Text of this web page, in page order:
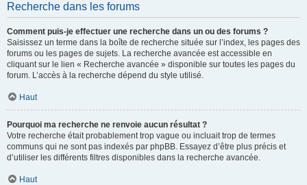
Recherche dans les forums
Comment puis-je effectuer une recherche dans un ou des forums ?
Saisissez un terme dans la boîte de recherche située sur l’index, les pages des
forums ou les pages de sujets. La recherche avancée est accessible en
cliquant sur le lien « Recherche avancée » disponible sur toutes les pages du
forum. L’accès à la recherche dépend du style utilisé.
Haut
Pourquoi ma recherche ne renvoie aucun résultat ?
Votre recherche était probablement trop vague ou incluait trop de termes
communs qui ne sont pas indexés par phpBB. Essayez d’être plus précis et
d’utiliser les différents filtres disponibles dans la recherche avancée.
Haut